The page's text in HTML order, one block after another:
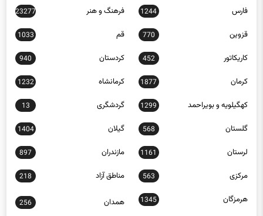
فارس 1244 فرهنگ و هنر 23277
قزوین 770 قم 1033
کاریکاتور 452 کردستان 940
کرمان 1877 کرمانشاه 1232
کهگیلویه و بویراحمد 1299 گردشگری 13
گلستان 568 گیلان 1404
لرستان 1161 مازندران 897
مرکزی 563 مناطق آزاد 218
هرمزگان 1345 همدان 256